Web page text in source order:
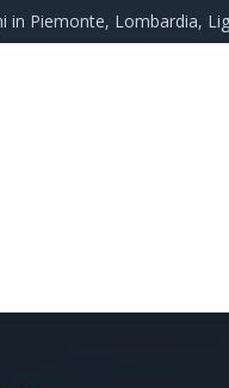
in Piemonte, Lombardia,